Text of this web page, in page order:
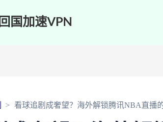
回国加速VPN
看球追剧成奢望？海外解锁腾讯NBA直播